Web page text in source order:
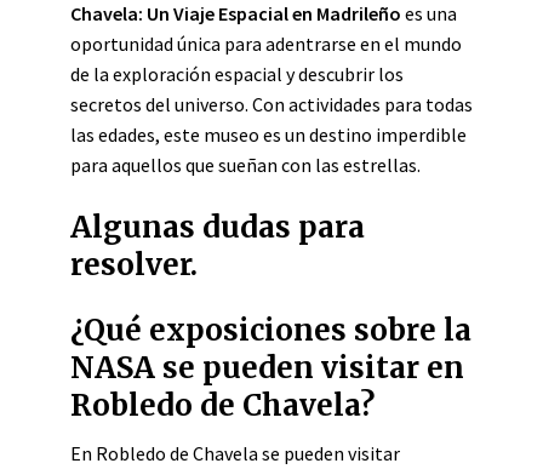
Chavela: Un Viaje Espacial en Madrileño es una
oportunidad única para adentrarse en el mundo
de la exploración espacial y descubrir los
secretos del universo. Con actividades para todas
las edades, este museo es un destino imperdible
para aquellos que sueñan con las estrellas.
Algunas dudas para
resolver.
¿Qué exposiciones sobre la
NASA se pueden visitar en
Robledo de Chavela?
En Robledo de Chavela se pueden visitar